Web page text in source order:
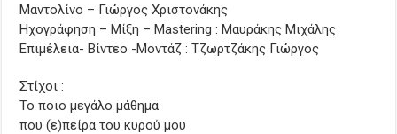
Μαντολίνο – Γιώργος Χριστονάκης
Ηχογράφηση – Μίξη – Mastering : Μαυράκης Μιχάλης
Επιμέλεια- Βίντεο -Μοντάζ : Tζωρτζάκης Γιώργος
Στίχοι :
To ποιο μεγάλο μάθημα
που (ε)πείρα του κυρού μου